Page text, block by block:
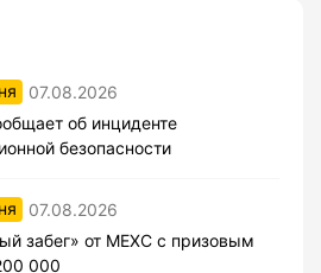
07.08.2026
об инциденте
безопасности
07.08.2026
забег» от MEXC с призовым
000